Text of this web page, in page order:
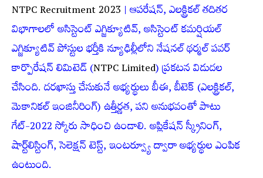
NTPC Recruitment 2023 | ఆపరేషన్, ఎలక్ట్రికల్ త‌దిత‌ర
విభాగాల‌లో అసిస్టెంట్ ఎగ్జిక్యూటివ్, అసిస్టెంట్ కమర్షియల్
ఎగ్జిక్యూటివ్ పోస్టుల భ‌ర్తీకి న్యూఢిల్లీలోని నేషనల్ థర్మల్ పవర్
కార్పొరేషన్ లిమిటెడ్ (NTPC Limited) ప్ర‌కట‌న విడుద‌ల
చేసింది. ద‌ర‌ఖాస్తు చేసుకునే అభ్య‌ర్థులు బీఈ, బీటెక్ (ఎలక్ట్రికల్,
మెకానికల్ ఇంజినీరింగ్‌) ఉత్తీర్ణ‌త‌, పని అనుభవంతో పాటు
గేట్-2022 స్కోరు సాధించి ఉండాలి. అప్లికేషన్‌ స్క్రీనింగ్,
షార్ట్‌లిస్టింగ్, సెలెక్షన్‌ టెస్ట్‌, ఇంటర్వ్యూ ద్వారా అభ్య‌ర్థుల ఎంపిక
ఉంటుంది.